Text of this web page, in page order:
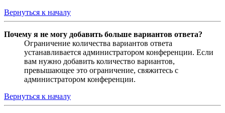
Вернуться к началу
Почему я не могу добавить больше вариантов ответа?
Ограничение количества вариантов ответа
устанавливается администратором конференции. Если
вам нужно добавить количество вариантов,
превышающее это ограничение, свяжитесь с
администратором конференции.
Вернуться к началу